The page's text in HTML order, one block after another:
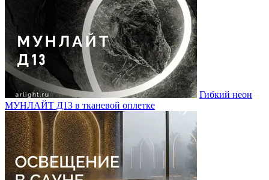
Гибкий неон
МУНЛАЙТ Д13 в тканевой оплетке